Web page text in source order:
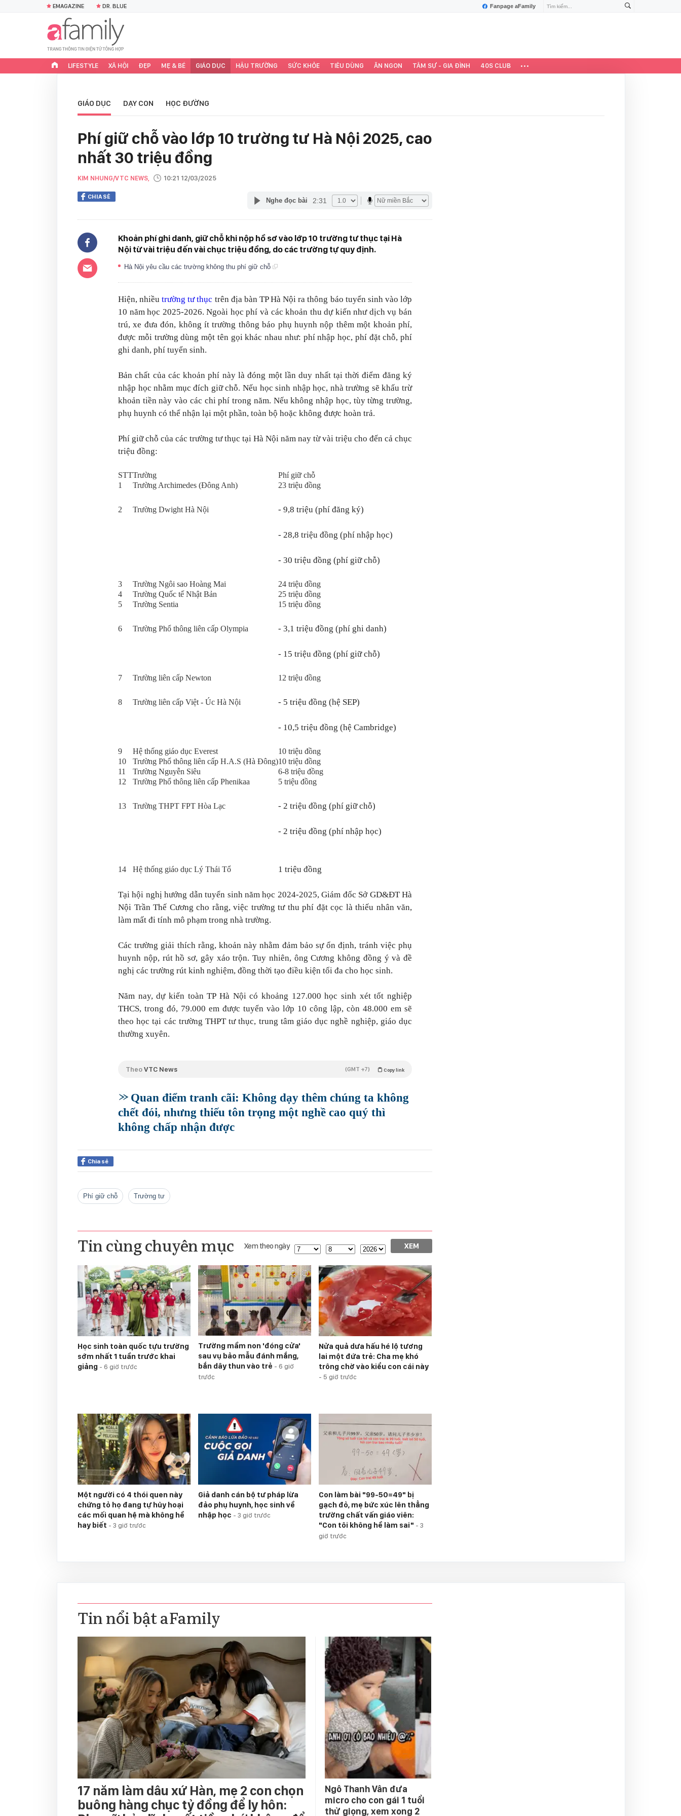
Fanpage aFamily
EMAGAZINE DR. BLUE
LIFESTYLE XÃ HỘI ĐẸP MẸ & BÉ GIÁO DỤC HẬU TRƯỜNG SỨC KHỎE TIÊU DÙNG ĂN NGON TÂM SỰ - GIA ĐÌNH 40S CLUB
GIÁO DỤC DẠY CON HỌC ĐƯỜNG
Phí giữ chỗ vào lớp 10 trường tư Hà Nội 2025, cao
nhất 30 triệu đồng
KIM NHUNG/VTC NEWS, 10:21 12/03/2025
CHIA SẺ Nghe đọc bài 2:31
Khoản phí ghi danh, giữ chỗ khi nộp hồ sơ vào lớp 10 trường tư thục tại Hà
Nội từ vài triệu đến vài chục triệu đồng, do các trường tự quy định.
Hà Nội yêu cầu các trường không thu phí giữ chỗ
Hiện, nhiềutrường tư thục trên địa bàn TP Hà Nội ra thông báo tuyển sinh vào lớp
10 năm học 2025-2026. Ngoài học phí và các khoản thu dự kiến như dịch vụ bán
trú, xe đưa đón, không ít trường thông báo phụ huynh nộp thêm một khoản phí,
được mỗi trường dùng một tên gọi khác nhau như: phí nhập học, phí đặt chỗ, phí
ghi danh, phí tuyển sinh.
Bản chất của các khoản phí này là đóng một lần duy nhất tại thời điểm đăng ký
nhập học nhằm mục đích giữ chỗ. Nếu học sinh nhập học, nhà trường sẽ khấu trừ
khoản tiền này vào các chi phí trong năm. Nếu không nhập học, tùy từng trường,
phụ huynh có thể nhận lại một phần, toàn bộ hoặc không được hoàn trả.
Phí giữ chỗ của các trường tư thục tại Hà Nội năm nay từ vài triệu cho đến cả chục
triệu đồng:
STTTrường
Phí giữ chỗ
1
Trường Archimedes (Đông Anh) 23 triệu đồng
2 Trường Dwight Hà Nội - 9,8 triệu (phí đăng ký)
- 28,8 triệu đồng (phí nhập học)
- 30 triệu đồng (phí giữ chỗ)
3 Trường Ngôi sao Hoàng Mai
24 triệu đồng
4
Trường Quốc tế Nhật Bản
25 triệu đồng
5
Trường Sentia 15 triệu đồng
6 Trường Phổ thông liên cấp Olympia - 3,1 triệu đồng (phí ghi danh)
- 15 triệu đồng (phí giữ chỗ)
7 Trường liên cấp Newton 12 triệu đồng
8 Trường liên cấp Việt - Úc Hà Nội - 5 triệu đồng (hệ SEP)
- 10,5 triệu đồng (hệ Cambridge)
9 Hệ thống giáo dục Everest
10 triệu đồng
10
Trường Phổ thông liên cấp H.A.S (Hà Đông)10 triệu đồng
11
Trường Nguyễn Siêu
6-8 triệu đồng
12
Trường Phổ thông liên cấp Phenikaa 5 triệu đồng
13 Trường THPT FPT Hòa Lạc - 2 triệu đồng (phí giữ chỗ)
- 2 triệu đồng (phí nhập học)
14 Hệ thống giáo dục Lý Thái Tổ 1 triệu đồng
Tại hội nghị hướng dẫn tuyển sinh năm học 2024-2025, Giám đốc Sở GD&ĐT Hà
Nội Trần Thế Cương cho rằng, việc trường tư thu phí đặt cọc là thiếu nhân văn,
làm mất đi tính mô phạm trong nhà trường.
Các trường giải thích rằng, khoản này nhằm đảm bảo sự ổn định, tránh việc phụ
huynh nộp, rút hồ sơ, gây xáo trộn. Tuy nhiên, ông Cương không đồng ý và đề
nghị các trường rút kinh nghiệm, đồng thời tạo điều kiện tối đa cho học sinh.
Năm nay, dự kiến toàn TP Hà Nội có khoảng 127.000 học sinh xét tốt nghiệp
THCS, trong đó, 79.000 em được tuyển vào lớp 10 công lập, còn 48.000 em sẽ
theo học tại các trường THPT tư thục, trung tâm giáo dục nghề nghiệp, giáo dục
thường xuyên.
TheoVTC News Copy link
(GMT +7)
Quan điểm tranh cãi: Không dạy thêm chúng ta không
chết đói, nhưng thiếu tôn trọng một nghề cao quý thì
không chấp nhận được
Chia sẻ
phí giữ chỗ trường tư
Tin cùng chuyên mục Xem theo ngày XEM
Học sinh toàn quốc tựu trường
sớm nhất 1 tuần trước khai
giảng - 6 giờ trước
Trường mầm non 'đóng cửa'
sau vụ bảo mẫu đánh mắng,
bắn dây thun vào trẻ - 6 giờ
trước
Nửa quả dưa hấu hé lộ tương
lai một đứa trẻ: Cha mẹ khó
trông chờ vào kiểu con cái này
- 5 giờ trước
Một người có 4 thói quen này
chứng tỏ họ đang tự hủy hoại
các mối quan hệ mà không hề
hay biết - 3 giờ trước
Giả danh cán bộ tư pháp lừa
đảo phụ huynh, học sinh về
nhập học - 3 giờ trước
Con làm bài "99-50=49" bị
gạch đỏ, mẹ bức xúc lên thẳng
trường chất vấn giáo viên:
"Con tôi không hề làm sai" - 3
giờ trước
Tin nổi bật aFamily
17 năm làm dâu xứ Hàn, mẹ 2 con chọn
buông hàng chục tỷ đồng để ly hôn:
Ngô Thanh Vân đưa
micro cho con gái 1 tuổi
thử giọng, xem xong 2